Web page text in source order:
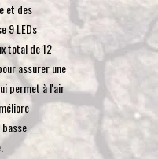
de
gestes
tels
toucher
et
glisser.
et des
9 LEDs
total de 12
assurer une
permet à l'air